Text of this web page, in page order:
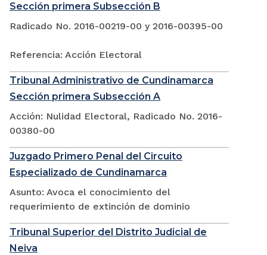
Sección primera Subsección B
Radicado No. 2016-00219-00 y 2016-00395-00
Referencia: Acción Electoral
Tribunal Administrativo de Cundinamarca
Sección primera Subsección A
Acción: Nulidad Electoral, Radicado No. 2016-
00380-00
Juzgado Primero Penal del Circuito
Especializado de Cundinamarca
Asunto: Avoca el conocimiento del
requerimiento de extinción de dominio
Tribunal Superior del Distrito Judicial de
Neiva